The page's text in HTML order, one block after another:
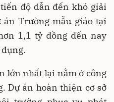
độ dẫn đến khó giải
Trường mẫu giáo tại
1,1 tỷ đồng đến nay
lớn nhất lại nằm ở công
Dự án hoàn thiện cơ sở